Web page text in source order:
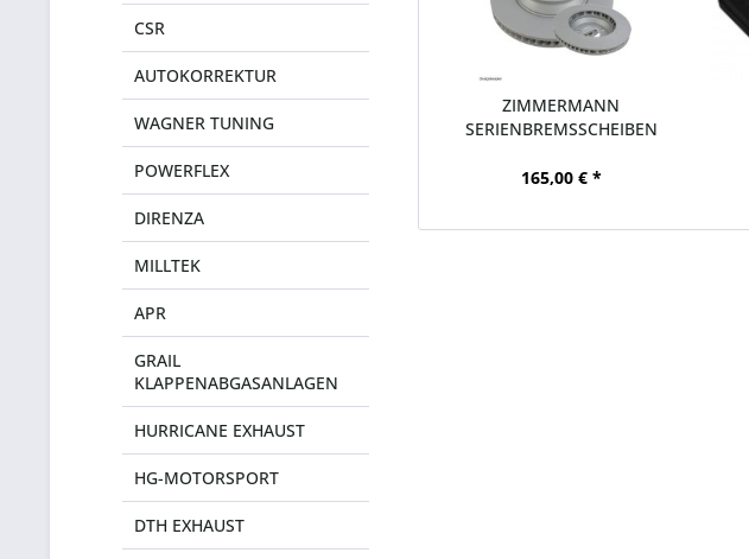
CSR
AUTOKORREKTUR
WAGNER TUNING
POWERFLEX
DIRENZA
MILLTEK
APR
GRAIL
KLAPPENABGASANLAGEN
HURRICANE EXHAUST
HG-MOTORSPORT
DTH EXHAUST
ZIMMERMANN
SERIENBREMSSCHEIBEN
165,00 € *